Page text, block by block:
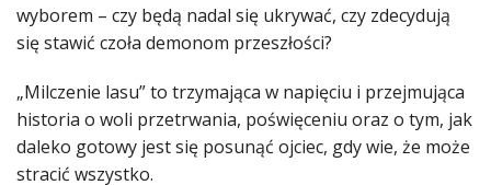
wyborem – czy będą nadal się ukrywać, czy zdecydują
się stawić czoła demonom przeszłości?
„Milczenie lasu” to trzymająca w napięciu i przejmująca
historia o woli przetrwania, poświęceniu oraz o tym, jak
daleko gotowy jest się posunąć ojciec, gdy wie, że może
stracić wszystko.